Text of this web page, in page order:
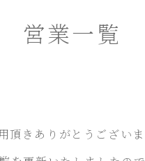
営業一覧
頂きありがとうございま